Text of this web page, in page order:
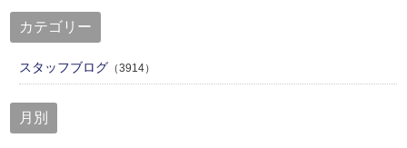
カテゴリー
スタッフブログ （3914）
月別